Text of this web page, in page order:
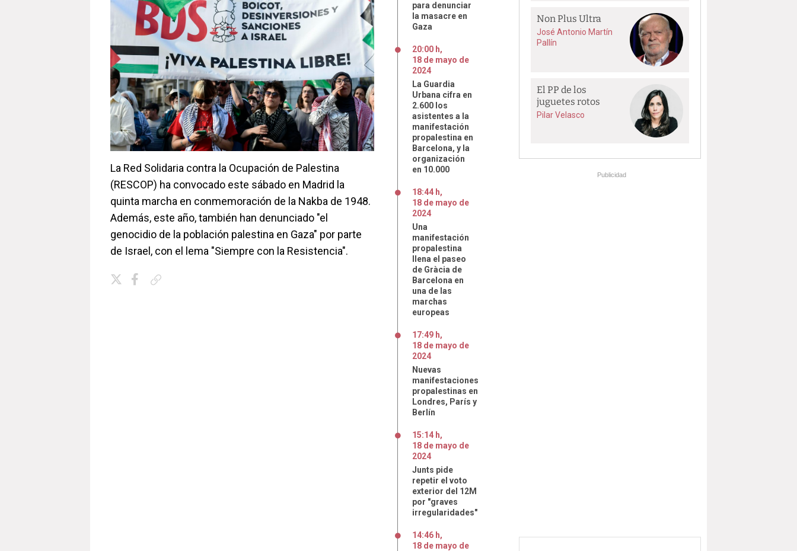
La Red Solidaria contra la Ocupación de Palestina
(RESCOP) ha convocado este sábado en Madrid la
quinta marcha en conmemoración de la Nakba de 1948.
Además, este año, también han denunciado "el
genocidio de la población palestina en Gaza" por parte
de Israel, con el lema "Siempre con la Resistencia".
para denunciar
la masacre en
Gaza
20:00 h,
18 de mayo de
2024
La Guardia
Urbana cifra en
2.600 los
asistentes a la
manifestación
propalestina en
Barcelona, y la
organización
en 10.000
18:44 h,
18 de mayo de
2024
Una
manifestación
propalestina
llena el paseo
de Gràcia de
Barcelona en
una de las
marchas
europeas
17:49 h,
18 de mayo de
2024
Nuevas
manifestaciones
propalestinas en
Londres, París y
Berlín
15:14 h,
18 de mayo de
2024
Junts pide
repetir el voto
exterior del 12M
por "graves
irregularidades"
14:46 h,
18 de mayo de
Non Plus Ultra
José Antonio Martín
Pallín
El PP de los
juguetes rotos
Pilar Velasco
Publicidad